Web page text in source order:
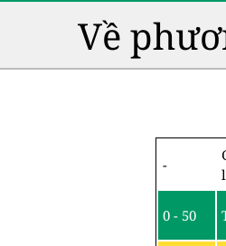
Về
-
0 - 50